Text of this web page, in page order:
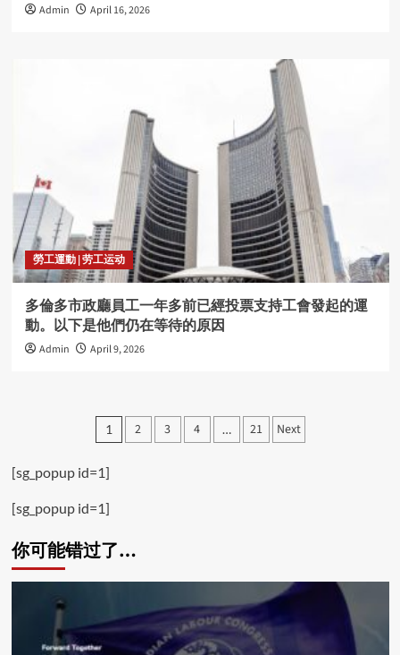
Admin April 16, 2026
勞工運動 | 劳工运动
多倫多市政廳員工一年多前已經投票支持工會發起的運
動。以下是他們仍在等待的原因
Admin April 9, 2026
Posts
pagination
1 2 3 4 … 21 Next
[sg_popup id=1]
[sg_popup id=1]
你可能错过了…